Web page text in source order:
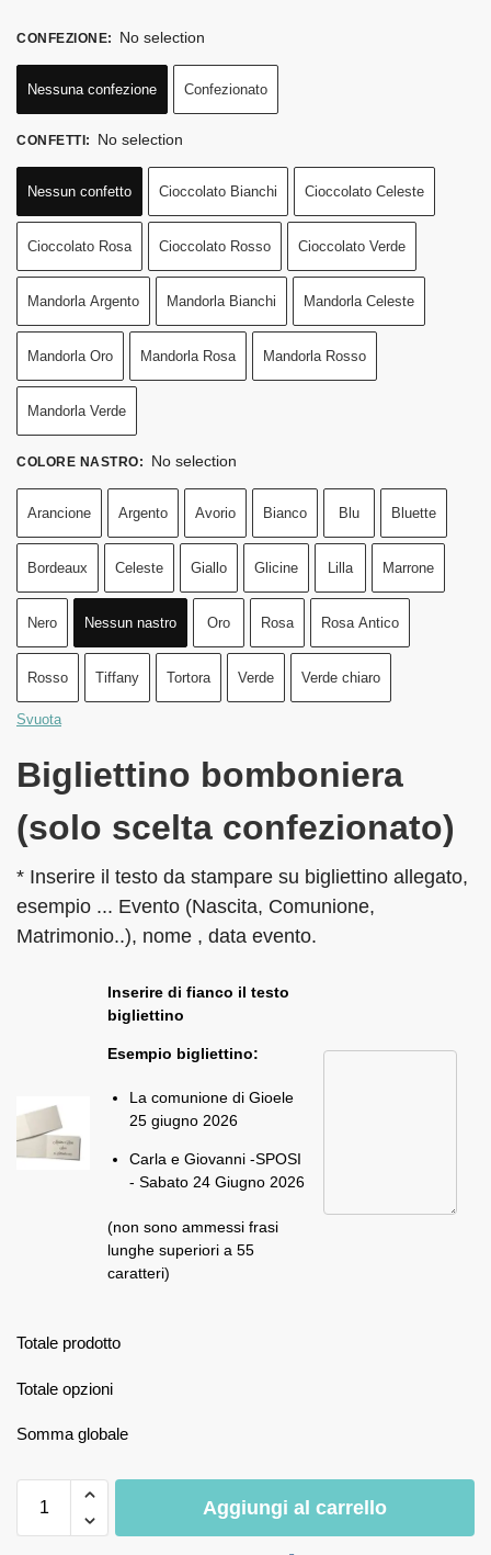
CONFEZIONE: No selection
Nessuna confezione Confezionato
CONFETTI: No selection
Nessun confetto Cioccolato Bianchi Cioccolato Celeste
Cioccolato Rosa Cioccolato Rosso Cioccolato Verde
Mandorla Argento Mandorla Bianchi Mandorla Celeste
Mandorla Oro Mandorla Rosa Mandorla Rosso
Mandorla Verde
COLORE NASTRO: No selection
Arancione Argento Avorio Bianco Blu Bluette
Bordeaux Celeste Giallo Glicine Lilla Marrone
Nero Nessun nastro Oro Rosa Rosa Antico
Rosso Tiffany Tortora Verde Verde chiaro
Svuota
Bigliettino bomboniera
(solo scelta confezionato)
* Inserire il testo da stampare su bigliettino allegato,
esempio ... Evento (Nascita, Comunione,
Matrimonio..), nome , data evento.
Inserire di fianco il testo
bigliettino
Esempio bigliettino:
La comunione di Gioele
25 giugno 2026
Carla e Giovanni -SPOSI
- Sabato 24 Giugno 2026
(non sono ammessi frasi
lunghe superiori a 55
caratteri)
Totale prodotto
Totale opzioni
Somma globale
Aggiungi al carrello